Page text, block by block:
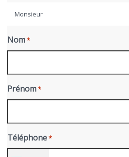
Monsieur
Nom*
Prénom*
Téléphone*